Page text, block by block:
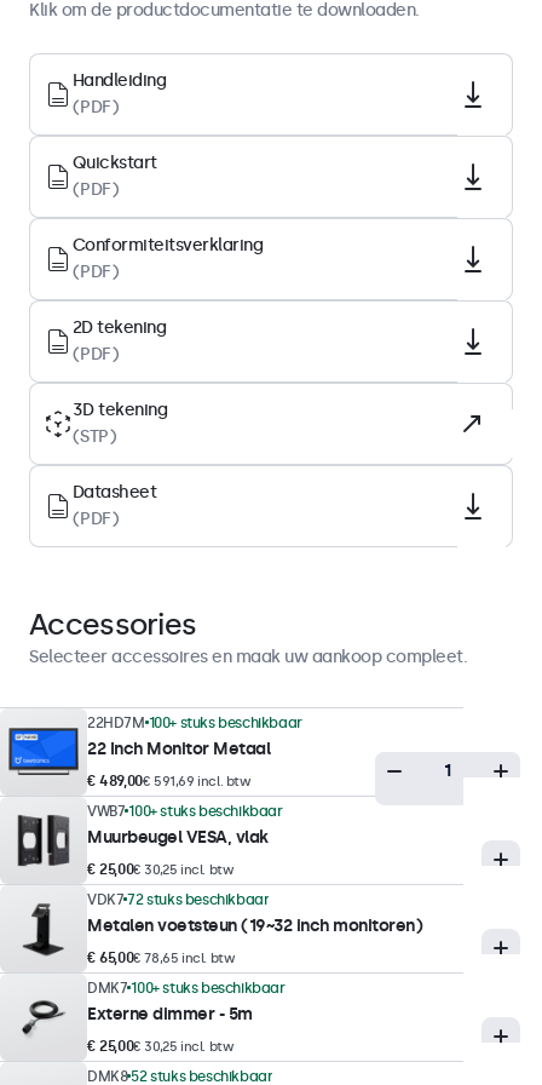
Display-architectuur
Schermdiagonaal
21.6 inch (549 mm)
Beeldverhouding
16:9 (4:3 instelbaar)
Native resolutie
1920 x 1080
Pixels per inch
102 PPI
Type paneel
IPS-LCD
Backlight
LED
Oppervlak
Anti-glare harde coating (3H)
Landscape, portrait
Maximale helderheid
350 nits (typisch)
Minimale helderheid
1 nit
Contrast
3000:1
Kijkhoek
178° horizontaal, 178° verticaal
Reactietijd
Klik om de productdocumentatie te downloaden.
Handleiding
(PDF)
Quickstart
(PDF)
Conformiteitsverklaring
(PDF)
2D tekening
(PDF)
3D tekening
(STP)
Datasheet
(PDF)
Accessories
Selecteer accessoires en maak uw aankoop compleet.
22HD7M 100+ stuks beschikbaar
22 Inch Monitor Metaal
€ 489,00€ 591,69 incl. btw
VWB7 100+ stuks beschikbaar
Muurbeugel VESA, vlak
€ 25,00€ 30,25 incl. btw
VDK7 72 stuks beschikbaar
Metalen voetsteun (19~32 inch monitoren)
€ 65,00€ 78,65 incl. btw
DMK7 100+ stuks beschikbaar
Externe dimmer - 5m
€ 25,00€ 30,25 incl. btw
DMK8 52 stuks beschikbaar